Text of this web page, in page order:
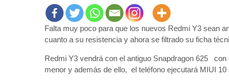
Falta muy poco para que los nuevos Redmi Y3 sean
cuanto a su resistencia y ahora se filtrado su ficha
Redmi Y3 vendrá con el antiguo Snapdragon 625
menor y además de ello, el teléfono ejecutará MIUI 10